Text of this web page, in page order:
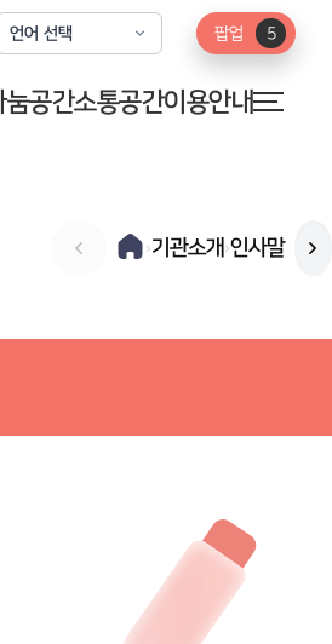
눔공간소통공간이용안내
›기관소개 ›인사말
팝업 5